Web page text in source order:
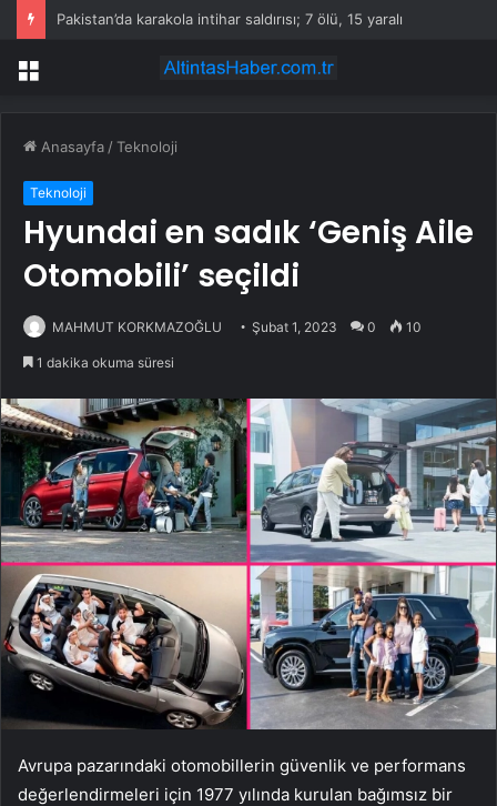
Pakistan’da karakola intihar saldırısı; 7 ölü, 15 yaralı
Menü
Anasayfa /Teknoloji
Teknoloji
Hyundai en sadık ‘Geniş Aile
Otomobili’ seçildi
MAHMUT KORKMAZOĞLU Şubat 1, 2023 0 10
1 dakika okuma süresi
Avrupa pazarındaki otomobillerin güvenlik ve performans
değerlendirmeleri için 1977 yılında kurulan bağımsız bir